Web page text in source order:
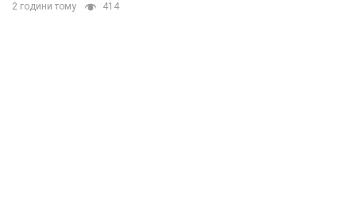
2 години тому 414